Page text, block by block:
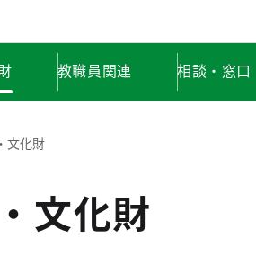
教職員関連 相談・窓口
文化財
文化財